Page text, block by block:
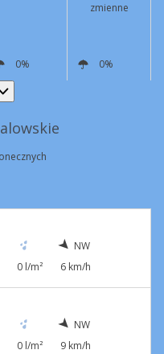
zmienne
0%
0%
0 l/m²
NW
6 km/h
0 l/m²
NW
9 km/h